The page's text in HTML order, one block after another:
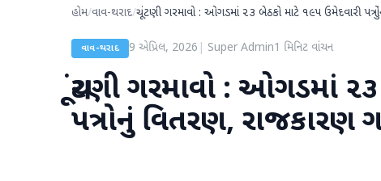
હોમ/વાવ-થરાદ/ચૂંટણી ગરમાવો : ઓગડમાં ૨૩ બેઠકો માટે ૧૯૫ ઉમેદવારી
વાવ-થરાદ 9 એપ્રિલ, 2026 Super Admin1 મિનિટ વાંચન
ચૂંટણી ગરમાવો : ઓગડમાં
પત્રોનું વિતરણ, રાજકારણ